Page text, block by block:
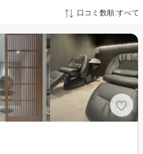
口コミ数順:すべて